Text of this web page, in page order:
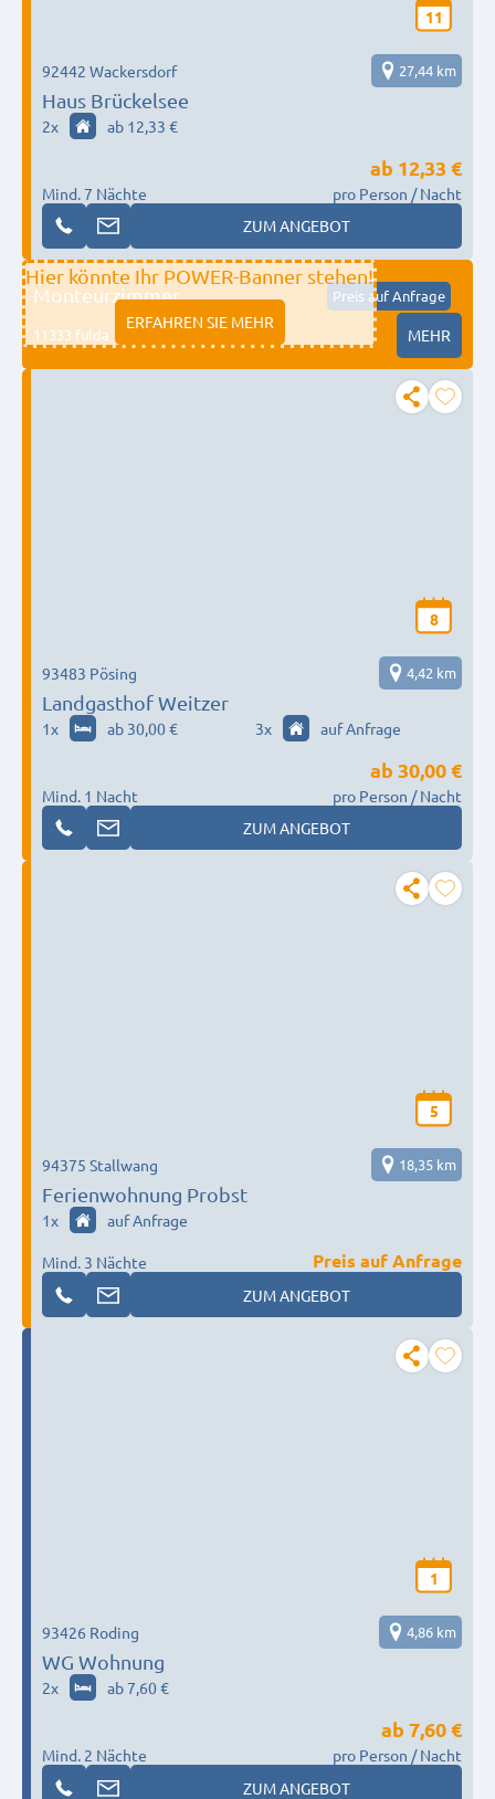
11
Haus Brückelsee
92442 Wackersdorf 27,44 km
2x ab 12,33 €
Mind. 7 Nächte
ab 12,33 €
pro Person / Nacht
ZUM ANGEBOT
Hier könnte Ihr POWER-Banner stehen!
ERFAHREN SIE MEHR
Monteurzimmer Preis auf Anfrage
11333 fulda MEHR
8
Landgasthof Weitzer
93483 Pösing 4,42 km
1x ab 30,00 € 3x auf Anfrage
Mind. 1 Nacht
ab 30,00 €
pro Person / Nacht
ZUM ANGEBOT
5
Ferienwohnung Probst
94375 Stallwang 18,35 km
1x auf Anfrage
Mind. 3 Nächte
Preis auf Anfrage
ZUM ANGEBOT
1
WG Wohnung
93426 Roding 4,86 km
2x ab 7,60 €
Mind. 2 Nächte
ab 7,60 €
pro Person / Nacht
ZUM ANGEBOT